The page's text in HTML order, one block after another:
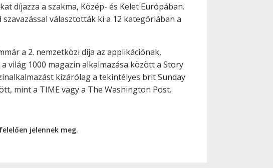
díjazza a szakma, Közép- és Kelet Európában.
választották ki a 12 kategóriában a
a 2. nemzetközi díja az applikációnak,
világ 1000 magazin alkalmazása között a Story
kizárólag a tekintélyes brit Sunday
mint a TIME vagy a The Washington Post.
jelennek meg.